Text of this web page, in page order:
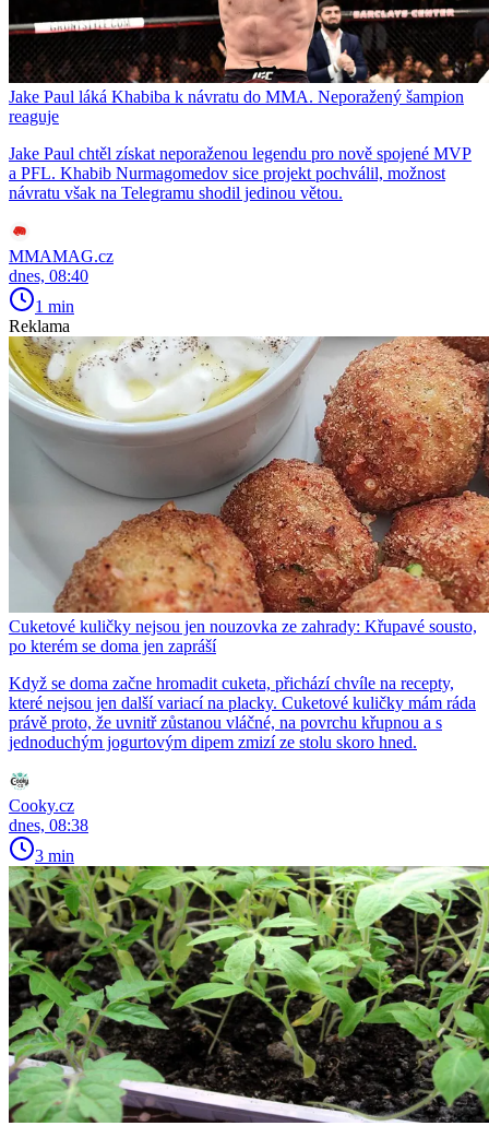
Jake Paul láká Khabiba k návratu do MMA. Neporažený šampion
reaguje
Jake Paul chtěl získat neporaženou legendu pro nově spojené MVP
a PFL. Khabib Nurmagomedov sice projekt pochválil, možnost
návratu však na Telegramu shodil jedinou větou.
MMAMAG.cz
dnes, 08:40
1 min
Reklama
Cuketové kuličky nejsou jen nouzovka ze zahrady: Křupavé sousto,
po kterém se doma jen zapráší
Když se doma začne hromadit cuketa, přichází chvíle na recepty,
které nejsou jen další variací na placky. Cuketové kuličky mám ráda
právě proto, že uvnitř zůstanou vláčné, na povrchu křupnou a s
jednoduchým jogurtovým dipem zmizí ze stolu skoro hned.
Cooky.cz
dnes, 08:38
3 min